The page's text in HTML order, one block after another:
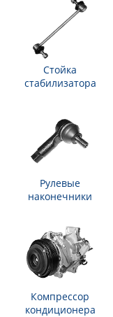
Стойка
стабилизатора
Рулевые
наконечники
Компрессор
кондиционера